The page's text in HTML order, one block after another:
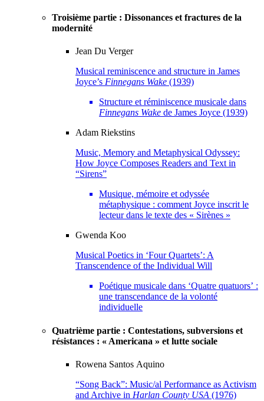
Troisième partie : Dissonances et fractures de la
modernité
Jean Du Verger
Musical reminiscence and structure in James
Joyce’s Finnegans Wake (1939)
Structure et réminiscence musicale dans
Finnegans Wake de James Joyce (1939)
Adam Riekstins
Music, Memory and Metaphysical Odyssey:
How Joyce Composes Readers and Text in
“Sirens”
Musique, mémoire et odyssée
métaphysique : comment Joyce inscrit le
lecteur dans le texte des « Sirènes »
Gwenda Koo
Musical Poetics in ‘Four Quartets’: A
Transcendence of the Individual Will
Poétique musicale dans ‘Quatre quatuors’ :
une transcendance de la volonté
individuelle
Quatrième partie : Contestations, subversions et
résistances : « Americana » et lutte sociale
Rowena Santos Aquino
“Song Back”: Music/al Performance as Activism
and Archive in Harlan County USA (1976)